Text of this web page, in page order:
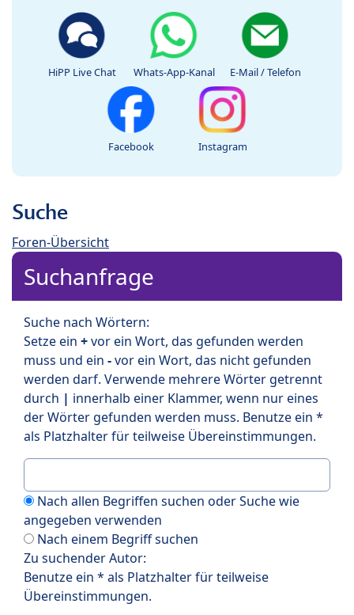
HiPP Live Chat Whats-App-Kanal E-Mail / Telefon
Facebook Instagram
Suche
Foren-Übersicht
Suchanfrage
Suche nach Wörtern:
Setze ein +vor ein Wort, das gefunden werden
muss und ein -vor ein Wort, das nicht gefunden
werden darf. Verwende mehrere Wörter getrennt
durch | innerhalb einer Klammer, wenn nur eines
der Wörter gefunden werden muss. Benutze ein *
als Platzhalter für teilweise Übereinstimmungen.
Nach allen Begriffen suchen oder Suche wie
angegeben verwenden
Nach einem Begriff suchen
Zu suchender Autor:
Benutze ein * als Platzhalter für teilweise
Übereinstimmungen.